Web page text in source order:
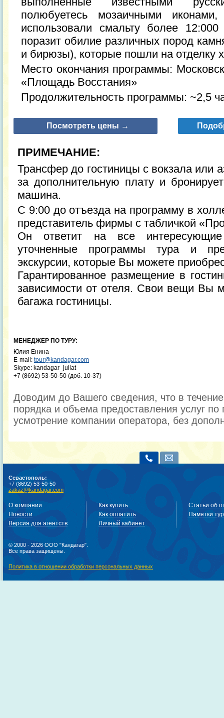
полюбуетесь мозаичными
использовали смальту более
поразит обилие различных пород
и бирюзы), которые пошли на отделку
Место окончания программы:
«Площадь Восстания»
Продолжительность программы: ~2,5
Посмотреть цены →
ПРИМЕЧАНИЕ:
Трансфер до гостиницы с вокзала или
за дополнительную плату и
машина.
С 9:00 до отъезда на программу в
представитель фирмы с табличкой
Он ответит на все
уточненные программы тура и
экскурсии, которые Вы можете
Гарантированное размещение в
зависимости от отеля. Свои вещи Вы
багажа гостиницы.
МЕНЕДЖЕР ПО ТУРУ:
Юлия Енина
E-mail: tour@kandagar.com
Skype: kandagar_juliat
+7 (8692) 53-50-50 (доб. 10-37)
Доводим до Вашего сведения, что в
порядка и объема предоставления услуг по
усмотрение компании оператора, без
Севастополь:
+7 (8692) 53-50-50
zakaz@kandagar.com
О компании
Новости
Версия для агентств
Как купить
Как оплатить
Личный кабинет
Статьи об
Памятки
© 2000 - 2026 ООО "Кандагар".
Все права защищены.
Политика в отношении обработки персональных данных